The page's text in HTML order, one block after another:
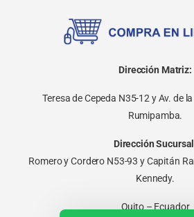
Dirección Matriz:
Teresa de Cepeda N35-12 y Av. de
Rumipamba.
Dirección
Romero y Cordero N53-93 y Capitán
Kennedy.
Quito – Ecuador